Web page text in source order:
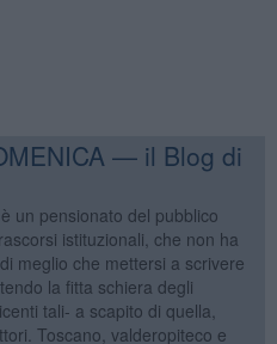
— il Blog di
un pensionato del pubblico
istituzionali, che non ha
meglio che mettersi a scrivere
la fitta schiera degli
tali- a scapito di quella,
Toscano, valderopiteco e